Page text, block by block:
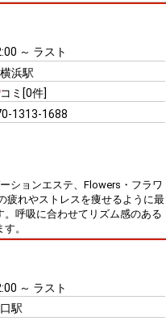
～ ラスト
浜駅
ミ[0件]
1313-1688
ションエステ、Flowers・フラワ
疲れやストレスを痩せるように最
呼吸に合わせてリズム感のある
。
～ ラスト
駅